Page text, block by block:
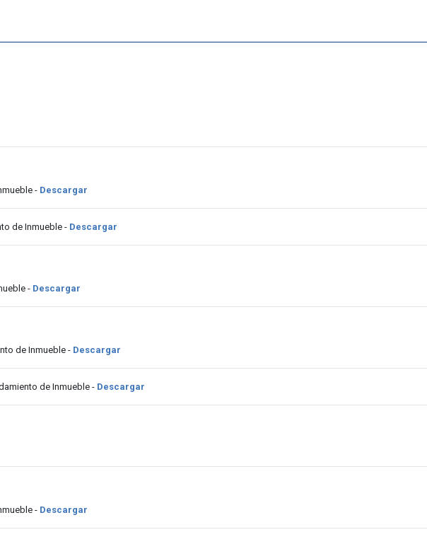
- Descargar
de Inmueble - Descargar
- Descargar
de Inmueble - Descargar
de Inmueble - Descargar
- Descargar